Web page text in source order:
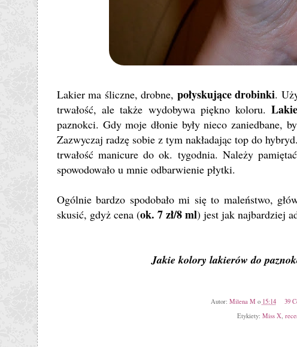
Lakier ma śliczne, drobne, połyskujące drobinki.
trwałość, ale także wydobywa piękno koloru.
paznokci. Gdy moje dłonie były nieco zaniedbane,
Zazwyczaj radzę sobie z tym nakładając top do
trwałość manicure do ok. tygodnia. Należy
spowodowało u mnie odbarwienie płytki.
Ogólnie bardzo spodobało mi się to maleństwo,
skusić, gdyż cena (ok. 7 zł/8 ml) jest jak najbardziej
Jakie kolory lakierów do
Autor: Milena M o 15:14
39
Etykiety: Miss X,